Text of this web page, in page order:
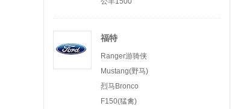
福特
Ranger游骑侠
Mustang(野马)
烈马Bronco
F150(猛禽)